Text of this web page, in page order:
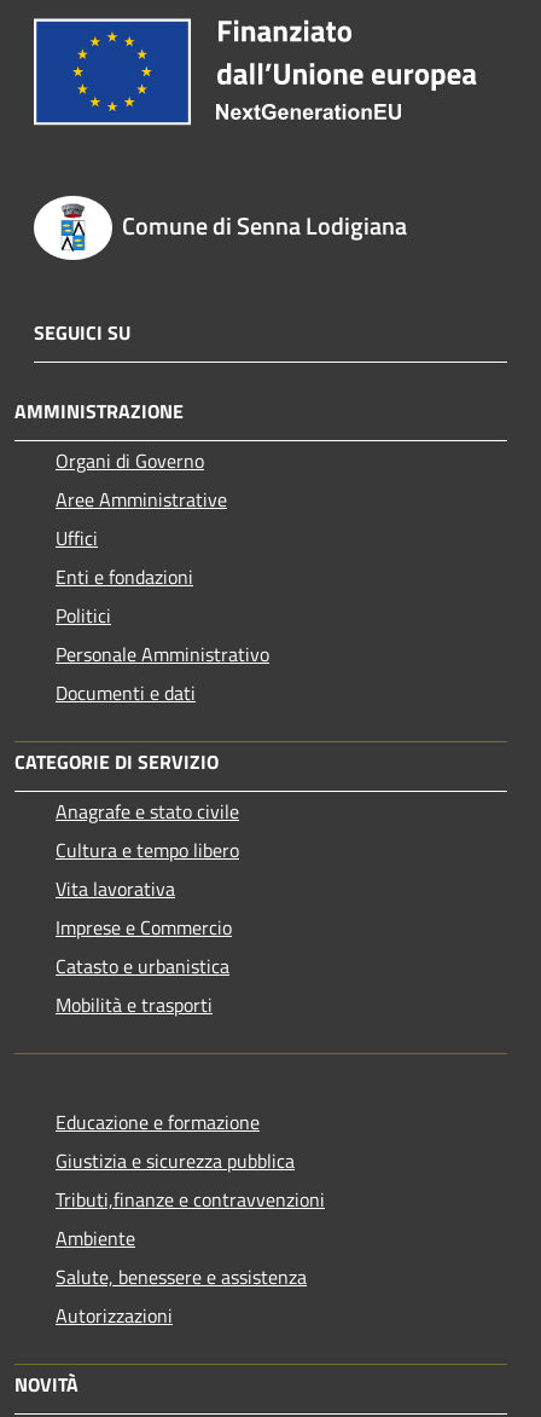
Comune di Senna Lodigiana
SEGUICI SU
AMMINISTRAZIONE
Organi di Governo
Aree Amministrative
Uffici
Enti e fondazioni
Politici
Personale Amministrativo
Documenti e dati
CATEGORIE DI SERVIZIO
Anagrafe e stato civile
Cultura e tempo libero
Vita lavorativa
Imprese e Commercio
Catasto e urbanistica
Mobilità e trasporti
Educazione e formazione
Giustizia e sicurezza pubblica
Tributi,finanze e contravvenzioni
Ambiente
Salute, benessere e assistenza
Autorizzazioni
NOVITÀ